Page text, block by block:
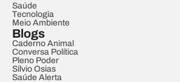
Saúde
Tecnologia
Meio Ambiente
Blogs
Caderno Animal
Conversa Política
Pleno Poder
Sílvio Osias
Saúde Alerta